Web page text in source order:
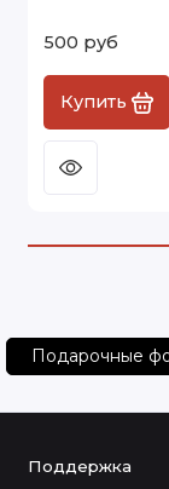
500 руб
Купить
Подарочные
Поддержка